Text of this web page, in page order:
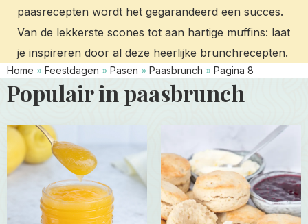
paasrecepten wordt het gegarandeerd een succes.
Van de lekkerste scones tot aan hartige muffins: laat
je inspireren door al deze heerlijke brunchrecepten.
Home » Feestdagen » Pasen » Paasbrunch » Pagina 8
Populair in paasbrunch
Read
more
about
more
about
Basisrecept:
zelf
scones